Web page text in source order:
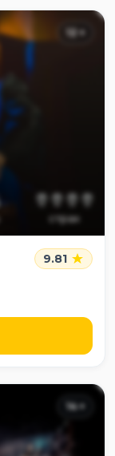
12 +
страх
9.81
14+